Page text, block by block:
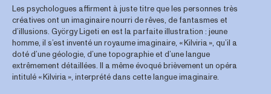
Les psychologues affirment à juste titre que les personnes très
créatives ont un imaginaire nourri de rêves, de fantasmes et
d’illusions. György Ligeti en est la parfaite illustration : jeune
homme, il s’est inventé un royaume imaginaire, « Kilviria », qu’il a
doté d’une géologie, d’une topographie et d’une langue
extrêmement détaillées. Il a même évoqué brièvement un opéra
intitulé « Kilviria », interprété dans cette langue imaginaire.